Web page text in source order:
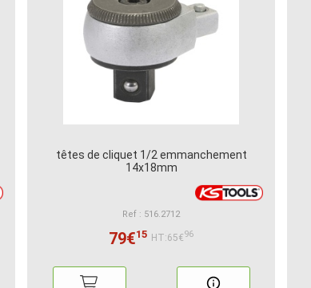
têtes de cliquet 1/2 emmanchement
14x18mm
Ref : 516.2712
79€15 HT:65€96